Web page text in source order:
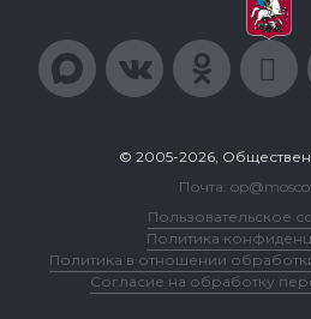
© 2005-2026,
Почта:
Пользовательское
Политика
Политика в отношении
Согласие на обработку